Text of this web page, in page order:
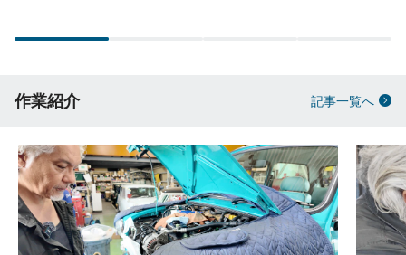
作業紹介 記事一覧へ